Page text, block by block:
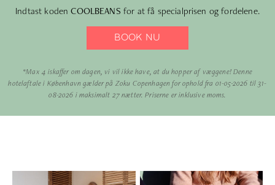
Indtast kodenCOOLBEANS for at få specialprisen og fordelene.
BOOK NU
*Max 4 iskaffer om dagen, vi vil ikke have, at du hopper af væggene! Denne
hotelaftale i København gælder på Zoku Copenhagen for ophold fra 01-05-2026 til 31-
08-2026 i maksimalt 27 nætter. Priserne er inklusive moms.